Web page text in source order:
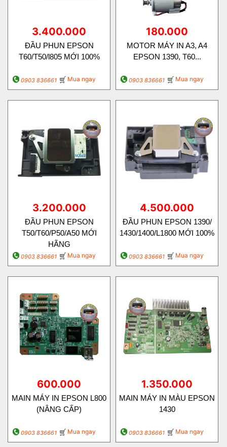
3.400.000
ĐẦU PHUN EPSON
T60/T50/l805 MỚI 100%
0903 836661 Mua ngay
180.000
MOTOR MÁY IN A3, A4
EPSON 1390, T60...
0903 836661 Mua ngay
3.200.000
ĐẦU PHUN EPSON
T50/T60/P50/A50 MỚI
HÃNG
0903 836661 Mua ngay
4.500.000
ĐẦU PHUN EPSON 1390/
1430/1400/L1800 MỚI 100%
0903 836661 Mua ngay
600.000
MAIN MÁY IN EPSON L800
(NÂNG CẤP)
0903 836661 Mua ngay
1.350.000
MAIN MÁY IN MÀU EPSON
1430
0903 836661 Mua ngay